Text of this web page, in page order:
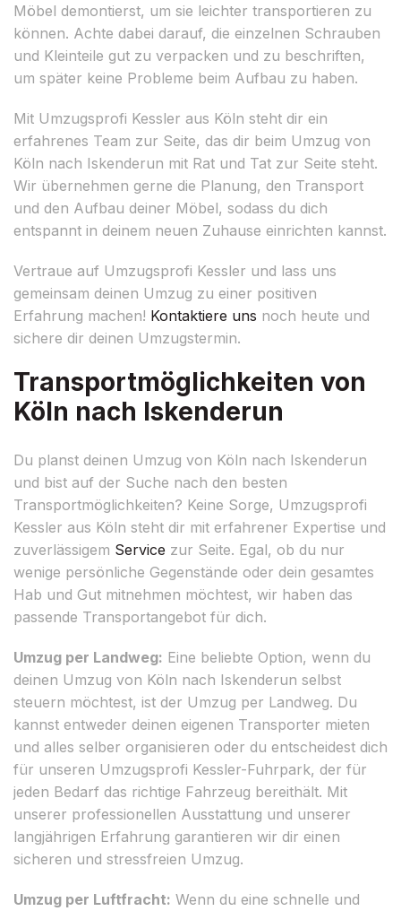
Möbel demontierst, um sie leichter transportieren zu
können. Achte dabei darauf, die einzelnen Schrauben
und Kleinteile gut zu verpacken und zu beschriften,
um später keine Probleme beim Aufbau zu haben.
Mit Umzugsprofi Kessler aus Köln steht dir ein
erfahrenes Team zur Seite, das dir beim Umzug von
Köln nach Iskenderun mit Rat und Tat zur Seite steht.
Wir übernehmen gerne die Planung, den Transport
und den Aufbau deiner Möbel, sodass du dich
entspannt in deinem neuen Zuhause einrichten kannst.
Vertraue auf Umzugsprofi Kessler und lass uns
gemeinsam deinen Umzug zu einer positiven
Erfahrung machen! Kontaktiere uns noch heute und
sichere dir deinen Umzugstermin.
Transportmöglichkeiten von
Köln nach Iskenderun
Du planst deinen Umzug von Köln nach Iskenderun
und bist auf der Suche nach den besten
Transportmöglichkeiten? Keine Sorge, Umzugsprofi
Kessler aus Köln steht dir mit erfahrener Expertise und
zuverlässigem Service zur Seite. Egal, ob du nur
wenige persönliche Gegenstände oder dein gesamtes
Hab und Gut mitnehmen möchtest, wir haben das
passende Transportangebot für dich.
Umzug per Landweg: Eine beliebte Option, wenn du
deinen Umzug von Köln nach Iskenderun selbst
steuern möchtest, ist der Umzug per Landweg. Du
kannst entweder deinen eigenen Transporter mieten
und alles selber organisieren oder du entscheidest dich
für unseren Umzugsprofi Kessler-Fuhrpark, der für
jeden Bedarf das richtige Fahrzeug bereithält. Mit
unserer professionellen Ausstattung und unserer
langjährigen Erfahrung garantieren wir dir einen
sicheren und stressfreien Umzug.
Umzug per Luftfracht: Wenn du eine schnelle und